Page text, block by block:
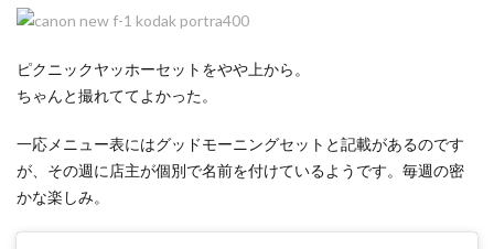
ピクニックヤッホーセットをやや上から。
ちゃんと撮れててよかった。
一応メニュー表にはグッドモーニングセットと記載があるのです
が、その週に店主が個別で名前を付けているようです。毎週の密
かな楽しみ。